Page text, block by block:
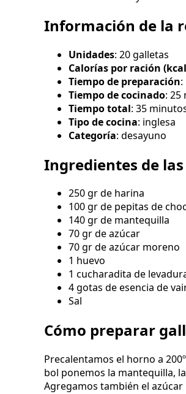
Información de la
Unidades: 20 galletas
Calorías por ración
Tiempo de preparación
Tiempo de cocinado: 25
Tiempo total: 35
Tipo de cocina: inglesa
Categoría: desayuno
Ingredientes de
250 gr de harina
100 gr de pepitas de
140 gr de mantequilla
70 gr de azúcar
70 gr de azúcar moreno
1 huevo
1 cucharadita de
4 gotas de esencia de
Sal
Cómo preparar
Precalentamos el horno a
bol ponemos la mantequilla,
Agregamos también el